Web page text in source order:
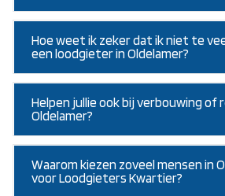
Hoe weet ik zeker dat ik niet te
een loodgieter in Oldelamer?
Helpen jullie ook bij verbouwing of
Oldelamer?
Waarom kiezen zoveel mensen in
voor Loodgieters Kwartier?